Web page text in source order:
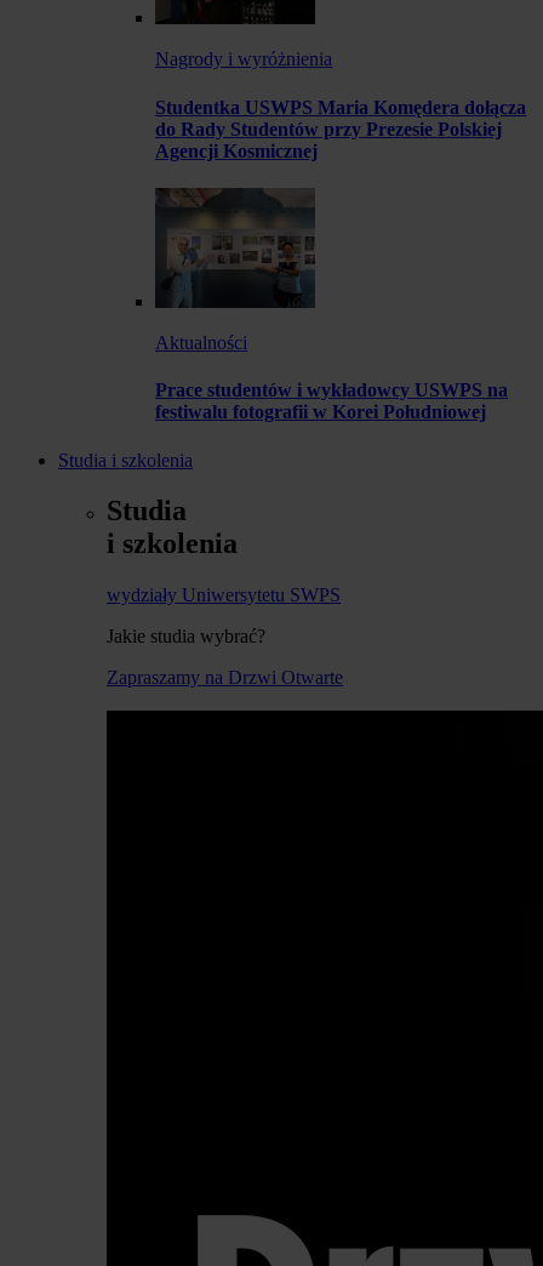
Nagrody i wyróżnienia
Studentka USWPS Maria Komędera dołącza
do Rady Studentów przy Prezesie Polskiej
Agencji Kosmicznej
Aktualności
Prace studentów i wykładowcy USWPS na
festiwalu fotografii w Korei Południowej
Studia i szkolenia
Studia
i szkolenia
wydziały Uniwersytetu SWPS
Jakie studia wybrać?
Zapraszamy na Drzwi Otwarte